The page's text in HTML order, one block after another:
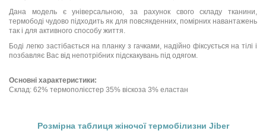
Дана модель є універсальною, за рахунок свого складу тканини,
термободі чудово підходить як для повсякденних, помірних навантажень
так і для активного способу життя.
Боді легко застібається на планку з гачками, надійно фіксується на тілі і
позбавляє Вас від непотрібних підскакувань під одягом.
Основні характеристики:
Склад: 62% термополієстер 35% віскоза 3% еластан
Розмірна таблиця жіночої термобілизни Jiber